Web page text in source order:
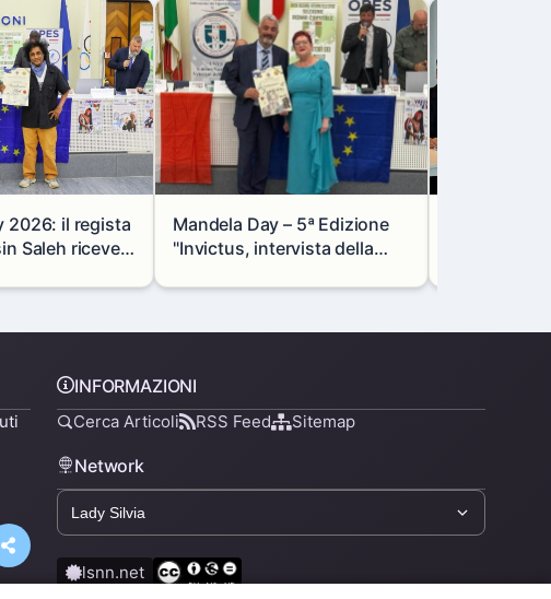
2026: il regista
Saleh riceve il
Mandela Day – 5ª Edizione
"Invictus, intervista della
Giovanni dell'AISM
INFORMAZIONI
Cerca Articoli RSS Feed Sitemap
Network
lsnn.net